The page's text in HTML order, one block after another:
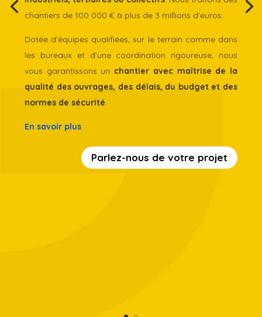
chantiers de 100 000 € à plus de 3 millions d’euros.
Dotée d’équipes qualifiées, sur le terrain comme dans
les bureaux et d’une coordination rigoureuse, nous
vous garantissons un chantier avec maîtrise de la
qualité des ouvrages, des délais, du budget et des
normes de sécurité.
En savoir plus
Parlez-nous de votre projet